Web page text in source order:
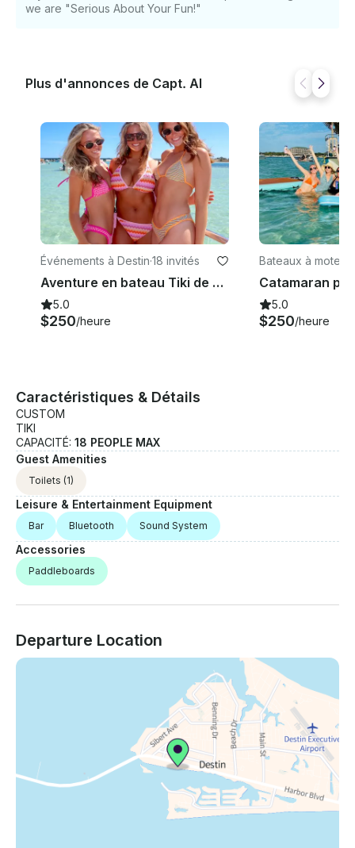
we are "Serious About Your Fun!"
Plus d'annonces de Capt. Al
Événements à Destin·18 invités
Aventure en bateau Tiki de 26 pieds pour 18 passagers à Destin — Crab Island Adventure
5.0
$250/heure
Bateaux à moteur
tin
5.0
$250/heure
Caractéristiques & Détails
CUSTOM
TIKI
CAPACITÉ: 18 PEOPLE MAX
Guest Amenities
Toilets (1)
Leisure & Entertainment Equipment
Bar Bluetooth Sound System
Accessories
Paddleboards
Departure Location